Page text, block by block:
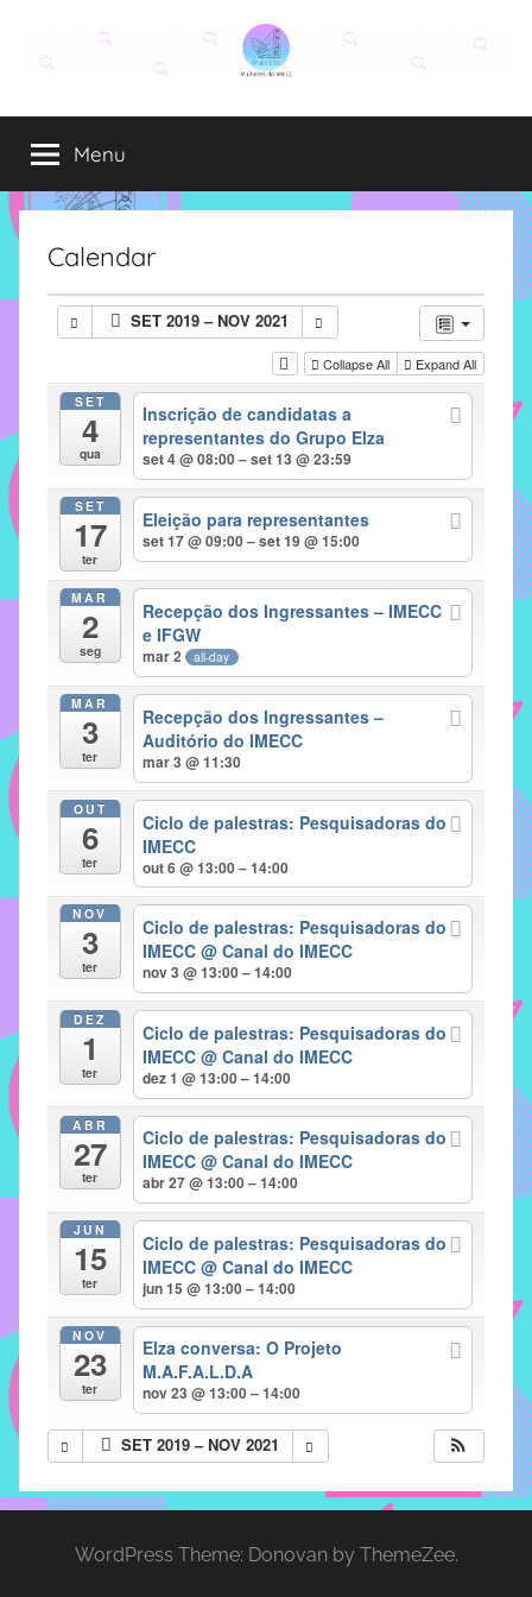
conteúdo
Grupo
Elza
Elza
é
formado
alunas,
funcionárias
IMECC
como
atribuição
implementar
mecanismos
proporcionem
fortalecimento
sociais
profissionais
alunos,
professores
pacificadoras
problemas
verificados
instituto,
para
prevenção
Menu
Calendar
SET 2019 – NOV 2021
Collapse All Expand All
SET
4
qua
Inscrição de candidatas a
representantes do Grupo Elza
set 4 @ 08:00 – set 13 @ 23:59
SET
17
ter
Eleição para representantes
set 17 @ 09:00 – set 19 @ 15:00
MAR
2
seg
Recepção dos Ingressantes – IMECC
e IFGW
mar 2 all-day
MAR
3
ter
Recepção dos Ingressantes –
Auditório do IMECC
mar 3 @ 11:30
OUT
6
ter
Ciclo de palestras: Pesquisadoras do
IMECC
out 6 @ 13:00 – 14:00
NOV
3
ter
Ciclo de palestras: Pesquisadoras do
IMECC@ Canal do IMECC
nov 3 @ 13:00 – 14:00
DEZ
1
ter
Ciclo de palestras: Pesquisadoras do
IMECC@ Canal do IMECC
dez 1 @ 13:00 – 14:00
ABR
27
ter
Ciclo de palestras: Pesquisadoras do
IMECC@ Canal do IMECC
abr 27 @ 13:00 – 14:00
JUN
15
ter
Ciclo de palestras: Pesquisadoras do
IMECC@ Canal do IMECC
jun 15 @ 13:00 – 14:00
NOV
23
ter
Elza conversa: O Projeto
M.A.F.A.L.D.A
nov 23 @ 13:00 – 14:00
SET 2019 – NOV 2021
WordPress Theme: Donovan by ThemeZee.